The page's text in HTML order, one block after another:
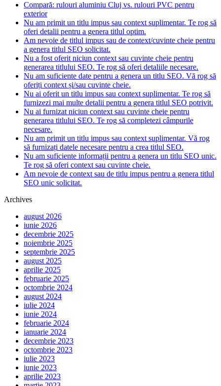
Compară: rulouri aluminiu Cluj vs. rulouri PVC pentru
exterior
Nu am primit un titlu impus sau context suplimentar. Te rog să
oferi detalii pentru a genera titlul optim.
Am nevoie de titlul impus sau de context/cuvinte cheie pentru
a genera titlul SEO solicitat.
Nu a fost oferit niciun context sau cuvinte cheie pentru
generarea titlului SEO. Te rog să oferi detaliile necesare.
Nu am suficiente date pentru a genera un titlu SEO. Vă rog să
oferiți context și/sau cuvinte cheie.
Nu ai oferit un titlu impus sau context suplimentar. Te rog să
furnizezi mai multe detalii pentru a genera titlul SEO potrivit.
Nu ai furnizat niciun context sau cuvinte cheie pentru
generarea titlului SEO. Te rog să completezi câmpurile
necesare.
Nu am primit un titlu impus sau context suplimentar. Vă rog
să furnizați datele necesare pentru a crea titlul SEO.
Nu am suficiente informații pentru a genera un titlu SEO unic.
Te rog să oferi context sau cuvinte cheie.
Am nevoie de context sau de titlu impus pentru a genera titlul
SEO unic solicitat.
Archives
august 2026
iunie 2026
decembrie 2025
noiembrie 2025
septembrie 2025
august 2025
aprilie 2025
februarie 2025
octombrie 2024
august 2024
iulie 2024
iunie 2024
februarie 2024
ianuarie 2024
decembrie 2023
octombrie 2023
iulie 2023
iunie 2023
aprilie 2023